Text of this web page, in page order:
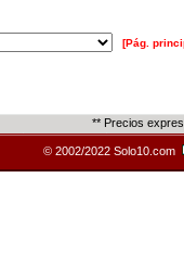
[Pág.
** Precios
© 2002/2022 Solo10.com